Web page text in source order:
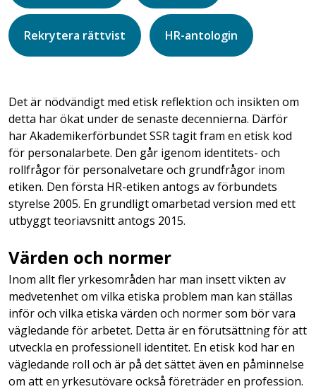
Rekrytera rättvist HR-antologin
Det är nödvändigt med etisk reflektion och insikten om
detta har ökat under de senaste decennierna. Därför
har Akademikerförbundet SSR tagit fram en etisk kod
för personalarbete. Den går igenom identitets- och
rollfrågor för personalvetare och grundfrågor inom
etiken. Den första HR-etiken antogs av förbundets
styrelse 2005. En grundligt omarbetad version med ett
utbyggt teoriavsnitt antogs 2015.
Värden och normer
Inom allt fler yrkesområden har man insett vikten av
medvetenhet om vilka etiska problem man kan ställas
inför och vilka etiska värden och normer som bör vara
vägledande för arbetet. Detta är en förutsättning för att
utveckla en professionell identitet. En etisk kod har en
vägledande roll och är på det sättet även en påminnelse
om att en yrkesutövare också företräder en profession.